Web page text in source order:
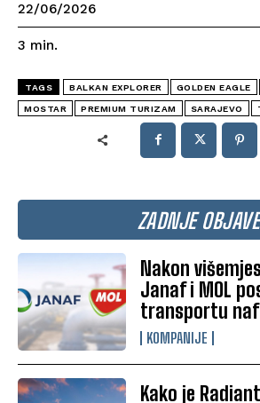
ZADNJE OBJAVE
Nakon
Janaf i MOL
transportu
KOMPANIJE
Kako je
22/06/2026
3 min.
TAGS BALKAN EXPLORER GOLDEN EAGLE
MOSTAR PREMIUM TURIZAM SARAJEVO